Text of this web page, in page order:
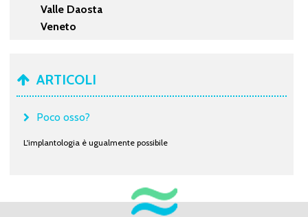
Valle Daosta
Veneto
ARTICOLI
Poco osso?
L'implantologia è ugualmente possibile